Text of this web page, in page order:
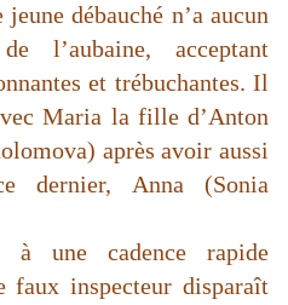
débauché n’a aucun
l’aubaine, acceptant
et trébuchantes. Il
Maria la fille d’Anton
après avoir aussi
dernier, Anna (Sonia
à une cadence rapide
faux inspecteur disparaît